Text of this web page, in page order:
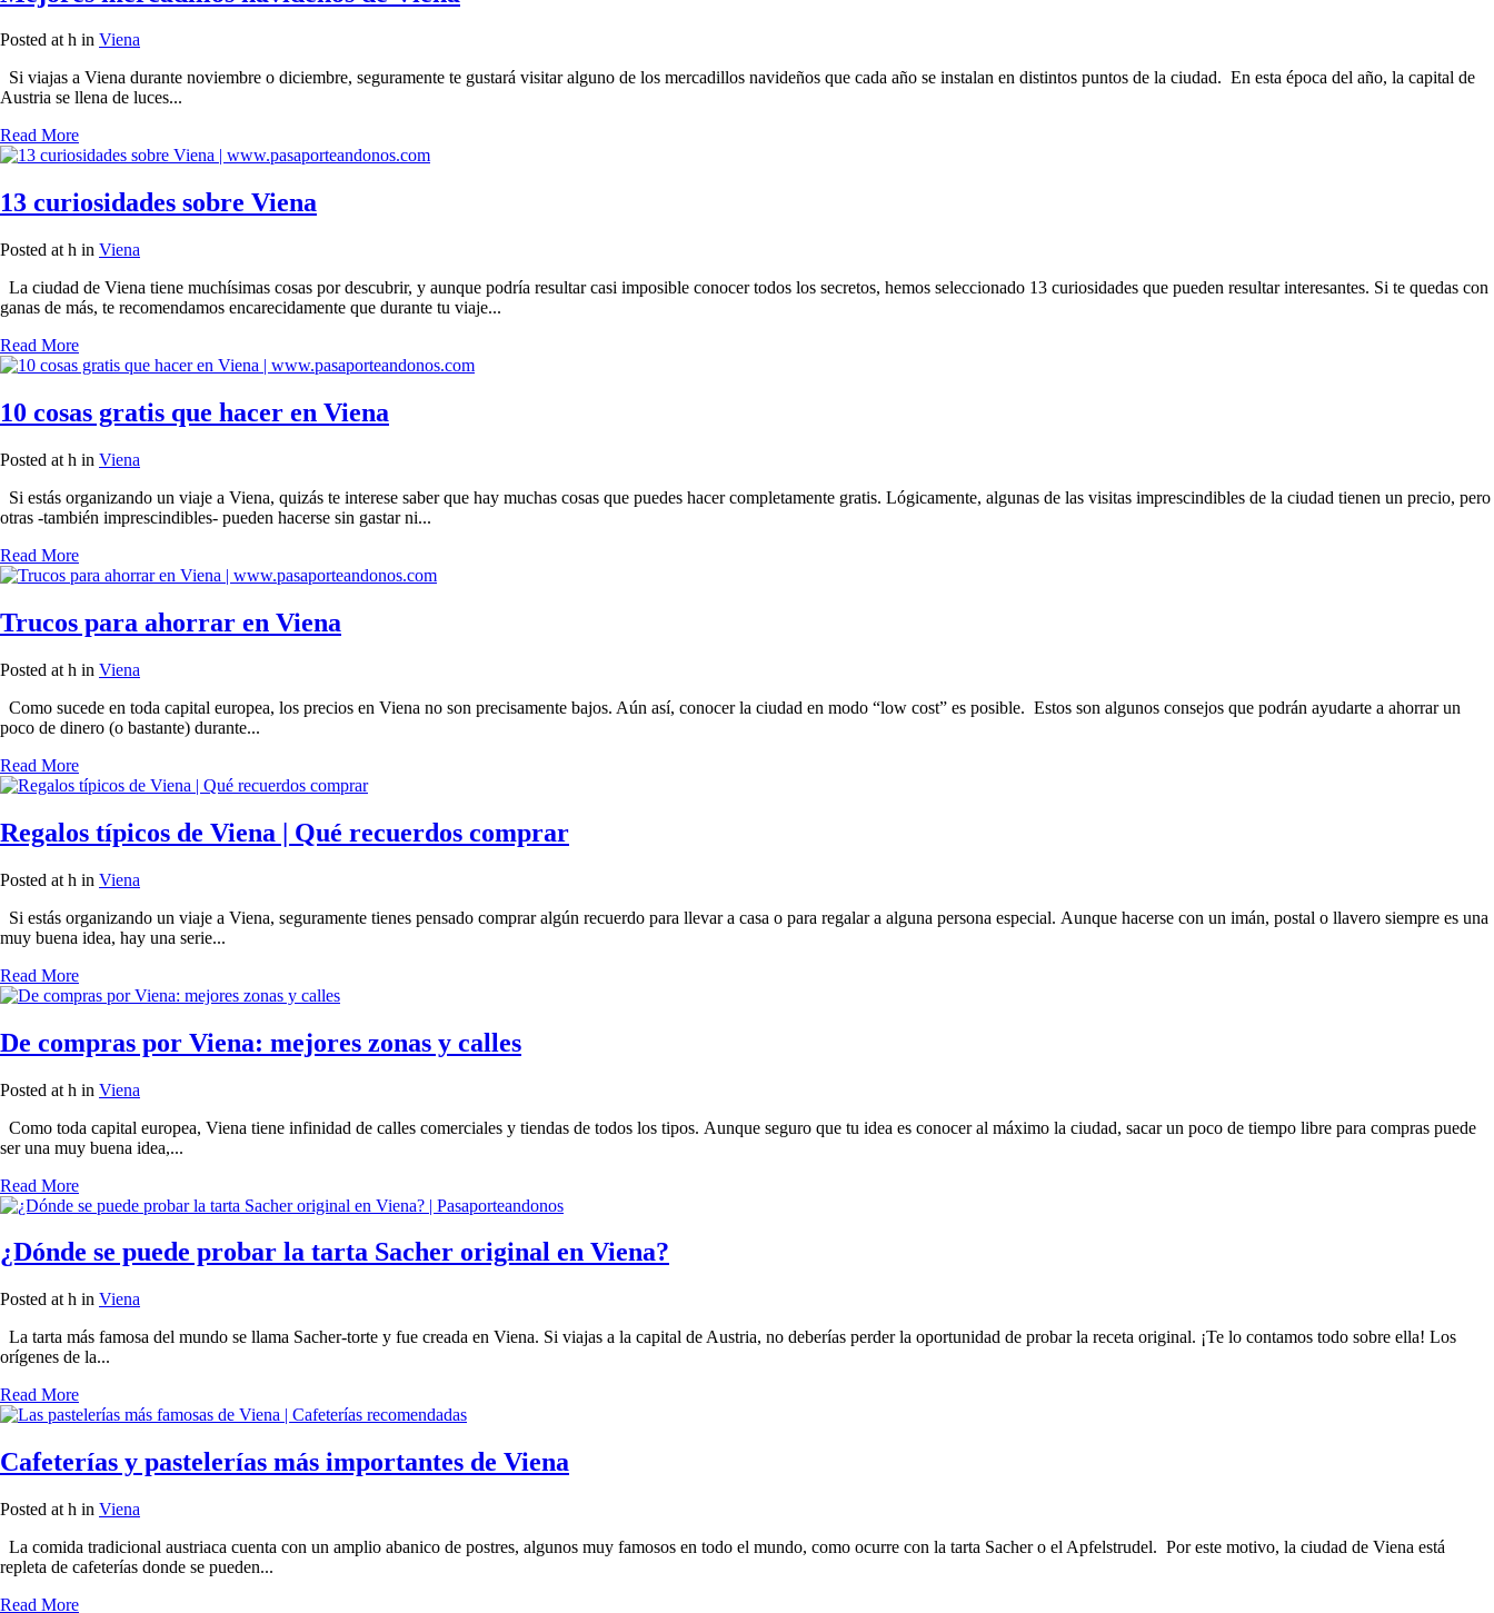
Posted at h in Viena
Si viajas a Viena durante noviembre o diciembre, seguramente te gustará visitar alguno de los mercadillos navideños que cada año se instalan en distintos puntos de la ciudad. En esta época del año, la capital de
Austria se llena de luces...
Read More
13 curiosidades sobre Viena
Posted at h in Viena
La ciudad de Viena tiene muchísimas cosas por descubrir, y aunque podría resultar casi imposible conocer todos los secretos, hemos seleccionado 13 curiosidades que pueden resultar interesantes. Si te quedas con
ganas de más, te recomendamos encarecidamente que durante tu viaje...
Read More
10 cosas gratis que hacer en Viena
Posted at h in Viena
Si estás organizando un viaje a Viena, quizás te interese saber que hay muchas cosas que puedes hacer completamente gratis. Lógicamente, algunas de las visitas imprescindibles de la ciudad tienen un precio, pero
otras -también imprescindibles- pueden hacerse sin gastar ni...
Read More
Trucos para ahorrar en Viena
Posted at h in Viena
Como sucede en toda capital europea, los precios en Viena no son precisamente bajos. Aún así, conocer la ciudad en modo “low cost” es posible. Estos son algunos consejos que podrán ayudarte a ahorrar un
poco de dinero (o bastante) durante...
Read More
Regalos típicos de Viena | Qué recuerdos comprar
Posted at h in Viena
Si estás organizando un viaje a Viena, seguramente tienes pensado comprar algún recuerdo para llevar a casa o para regalar a alguna persona especial. Aunque hacerse con un imán, postal o llavero siempre es una
muy buena idea, hay una serie...
Read More
De compras por Viena: mejores zonas y calles
Posted at h in Viena
Como toda capital europea, Viena tiene infinidad de calles comerciales y tiendas de todos los tipos. Aunque seguro que tu idea es conocer al máximo la ciudad, sacar un poco de tiempo libre para compras puede
ser una muy buena idea,...
Read More
¿Dónde se puede probar la tarta Sacher original en Viena?
Posted at h in Viena
La tarta más famosa del mundo se llama Sacher-torte y fue creada en Viena. Si viajas a la capital de Austria, no deberías perder la oportunidad de probar la receta original. ¡Te lo contamos todo sobre ella! Los
orígenes de la...
Read More
Cafeterías y pastelerías más importantes de Viena
Posted at h in Viena
La comida tradicional austriaca cuenta con un amplio abanico de postres, algunos muy famosos en todo el mundo, como ocurre con la tarta Sacher o el Apfelstrudel. Por este motivo, la ciudad de Viena está
repleta de cafeterías donde se pueden...
Read More